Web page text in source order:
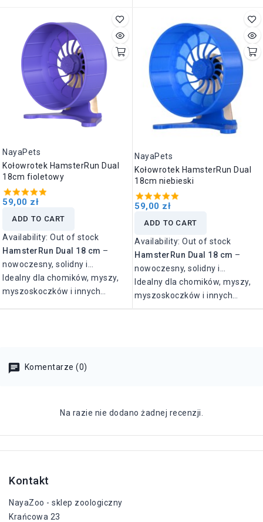
NayaPets
Kołowrotek HamsterRun Dual
18cm fioletowy
59,00 zł
ADD TO CART
Availability:Out of stock
HamsterRun Dual 18 cm –
nowoczesny, solidny i
wyjątkowo cichy kołowrotek
zaprojektowany z myślą o
Idealny dla chomików, myszy,
myszoskoczków i innych
NayaPets
Kołowrotek HamsterRun Dual
18cm niebieski
59,00 zł
ADD TO CART
Availability: Out of stock
HamsterRun Dual 18 cm –
nowoczesny, solidny i
wyjątkowo cichy kołowrotek
zaprojektowany z myślą o
zdrowiu i komforcie Twojego
Idealny dla chomików, myszy,
myszoskoczków i innych
małych gryzoni.
Komentarze (0)
Na razie nie dodano żadnej recenzji.
Kontakt
NayaZoo - sklep zoologiczny
Krańcowa 23